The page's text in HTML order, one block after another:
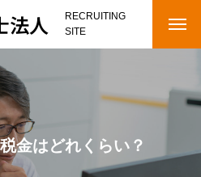
法人
RECRUITING
SITE
金はどれくらい？